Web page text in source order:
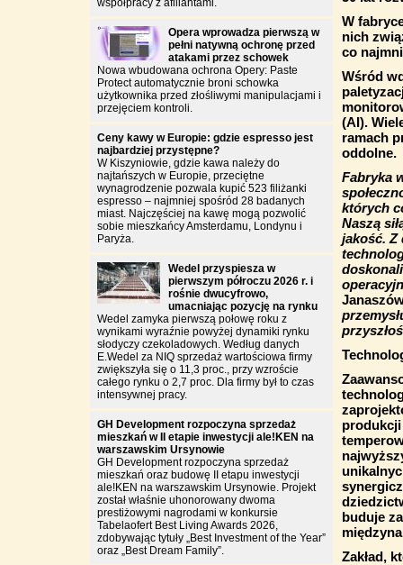
W
nich
co
Wśród
(AI).
ramach
oddolne.
Fabryka
których
Naszą
jakość. Z
produkcji
buduje
Zakład,
współpracy z afiliantami.
Opera wprowadza pierwszą w
pełni natywną ochronę przed
atakami przez schowek
Nowa wbudowana ochrona Opery: Paste
Protect automatycznie broni schowka
użytkownika przed złośliwymi manipulacjami i
przejęciem kontroli.
Ceny kawy w Europie: gdzie espresso jest
najbardziej przystępne?
W Kiszyniowie, gdzie kawa należy do
najtańszych w Europie, przeciętne
wynagrodzenie pozwala kupić 523 filiżanki
espresso – najmniej spośród 28 badanych
miast. Najczęściej na kawę mogą pozwolić
sobie mieszkańcy Amsterdamu, Londynu i
Paryża.
Wedel przyspiesza w
pierwszym półroczu 2026 r. i
rośnie dwucyfrowo,
umacniając pozycję na rynku
Wedel zamyka pierwszą połowę roku z
wynikami wyraźnie powyżej dynamiki rynku
słodyczy czekoladowych. Według danych
E.Wedel za NIQ sprzedaż wartościowa firmy
zwiększyła się o 11,3 proc., przy wzroście
całego rynku o 2,7 proc. Dla firmy był to czas
intensywnej pracy.
GH Development rozpoczyna sprzedaż
mieszkań w II etapie inwestycji ale!KEN na
warszawskim Ursynowie
GH Development rozpoczyna sprzedaż
mieszkań oraz budowę II etapu inwestycji
ale!KEN na warszawskim Ursynowie. Projekt
został właśnie uhonorowany dwoma
prestiżowymi nagrodami w konkursie
Tabelaofert Best Living Awards 2026,
zdobywając tytuły „Best Investment of the Year”
oraz „Best Dream Family”.